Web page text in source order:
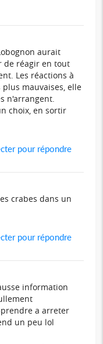
aurait
de réagir en tout
Les réactions à
mauvaises, elle
n'arrangent.
choix, en sortir
pour répondre
crabes dans un
pour répondre
information
a arreter
un peu lol